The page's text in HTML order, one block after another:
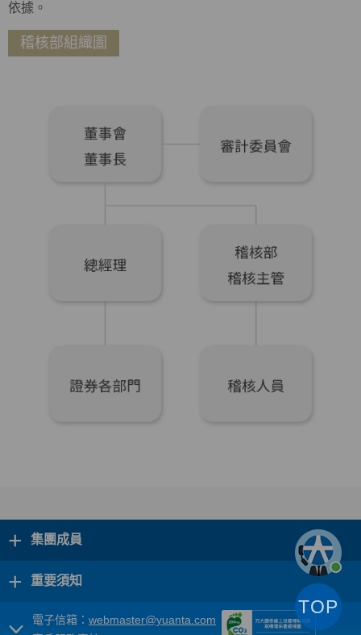
依據。
稽核部組織圖
+ 集團成員
+ 重要須知
電子信箱： webmaster@yuanta.com
TOP